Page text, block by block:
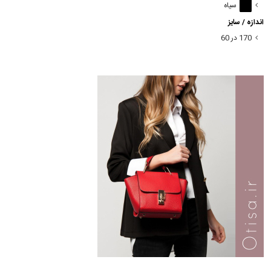
سیاه
اندازه / سایز
170 در 60